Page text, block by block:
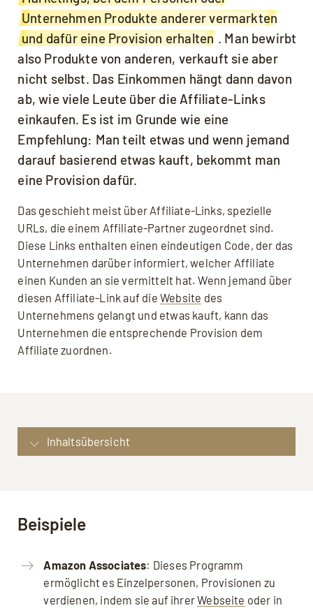
Unternehmen Produkte anderer vermarkten
und dafür eine Provision erhalten . Man bewirbt
also Produkte von anderen, verkauft sie aber
nicht selbst. Das Einkommen hängt dann davon
ab, wie viele Leute über die Affiliate-Links
einkaufen. Es ist im Grunde wie eine
Empfehlung: Man teilt etwas und wenn jemand
darauf basierend etwas kauft, bekommt man
eine Provision dafür.
Das geschieht meist über Affiliate-Links, spezielle
URLs, die einem Affiliate-Partner zugeordnet sind.
Diese Links enthalten einen eindeutigen Code, der das
Unternehmen darüber informiert, welcher Affiliate
einen Kunden an sie vermittelt hat. Wenn jemand über
diesen Affiliate-Link auf dieWebsite des
Unternehmens gelangt und etwas kauft, kann das
Unternehmen die entsprechende Provision dem
Affiliate zuordnen.
Inhaltsübersicht
Tipps für erfolgreiches Affiliate-Marketing:
Best Practice
Vorteile
Nachteile
Beispiele
Amazon Associates: Dieses Programm
ermöglicht es Einzelpersonen, Provisionen zu
verdienen, indem sie auf ihrerWebseite oder in